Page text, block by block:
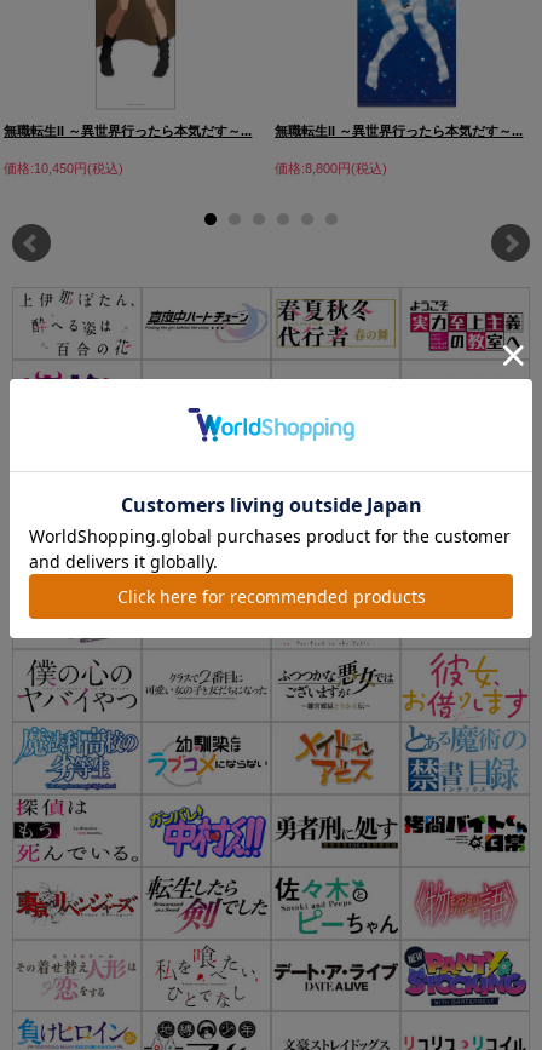
無職転生II ～異世界行ったら本気だす～...
価格:10,450円(税込)
無職転生II ～異世界行ったら本気だす～...
価格:8,800円(税込)